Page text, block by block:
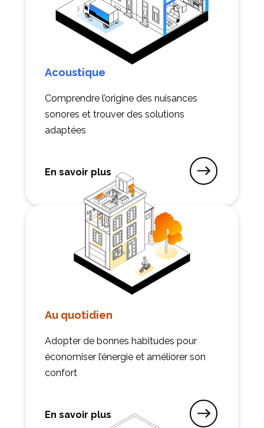
Acoustique
Comprendre l’origine des nuisances
sonores et trouver des solutions
adaptées
En savoir plus
sur Acoustique
Au quotidien
Adopter de bonnes habitudes pour
économiser l’énergie et améliorer son
confort
En savoir plus
sur Au quotidien